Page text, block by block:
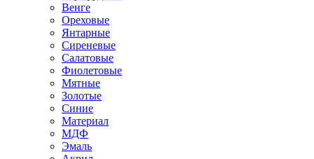
Венге
Ореховые
Янтарные
Сиреневые
Салатовые
Фиолетовые
Мятные
Золотые
Синие
Материал
МДФ
Эмаль